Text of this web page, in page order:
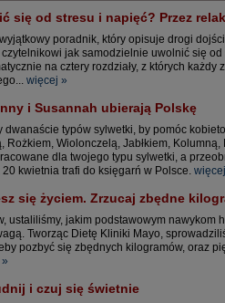
się od stresu i napięć? Przez
poradnik, który opisuje drogi
jak samodzielnie uwolnić się
na cztery rozdziały, z których
więcej »
i Susannah ubierają Polskę
dwanaście typów sylwetki, by pomóc
Rożkiem, Wiolonczelą, Jabłkiem,
dla twojego typu sylwetki, a
kwietnia trafi do księgarń w Polsce.
się życiem. Zrzucaj zbędne
ustaliliśmy, jakim podstawowym nawykom
Tworząc Dietę Kliniki Mayo,
pozbyć się zbędnych kilogramów, oraz
i czuj się świetnie